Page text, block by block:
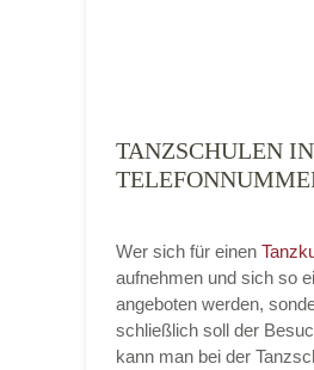
Mit
TANZSCHULEN
Wer sich für einen
aufnehmen und sich so
angeboten werden,
schließlich soll der
kann man bei der